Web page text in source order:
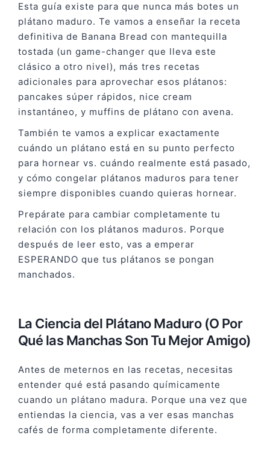
Esta guía existe para que nunca más botes un
plátano maduro. Te vamos a enseñar la receta
definitiva de Banana Bread con mantequilla
tostada (un game-changer que lleva este
clásico a otro nivel), más tres recetas
adicionales para aprovechar esos plátanos:
pancakes súper rápidos, nice cream
instantáneo, y muffins de plátano con avena.
También te vamos a explicar exactamente
cuándo un plátano está en su punto perfecto
para hornear vs. cuándo realmente está pasado,
y cómo congelar plátanos maduros para tener
siempre disponibles cuando quieras hornear.
Prepárate para cambiar completamente tu
relación con los plátanos maduros. Porque
después de leer esto, vas a emperar
ESPERANDO que tus plátanos se pongan
manchados.
La Ciencia del Plátano Maduro (O Por
Qué las Manchas Son Tu Mejor Amigo)
Antes de meternos en las recetas, necesitas
entender qué está pasando químicamente
cuando un plátano madura. Porque una vez que
entiendas la ciencia, vas a ver esas manchas
cafés de forma completamente diferente.